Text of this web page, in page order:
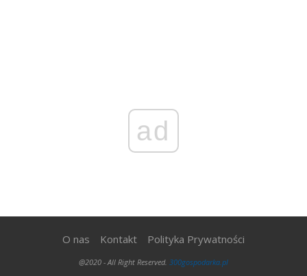
ad
O nas Kontakt Polityka Prywatności
@2020 - All Right Reserved. 300gospodarka.pl